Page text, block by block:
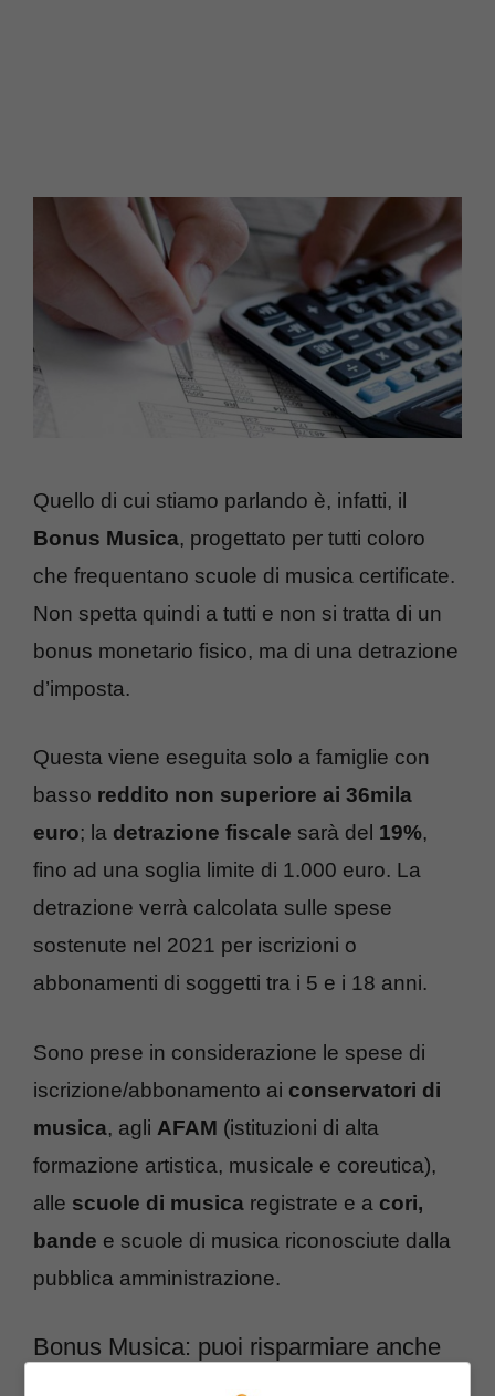
Quello di cui stiamo parlando è, infatti, il
Bonus Musica, progettato per tutti coloro
che frequentano scuole di musica certificate.
Non spetta quindi a tutti e non si tratta di un
bonus monetario fisico, ma di una detrazione
d’imposta.
Questa viene eseguita solo a famiglie con
basso reddito non superiore ai 36mila
euro; la detrazione fiscale sarà del 19%,
fino ad una soglia limite di 1.000 euro. La
detrazione verrà calcolata sulle spese
sostenute nel 2021 per iscrizioni o
abbonamenti di soggetti tra i 5 e i 18 anni.
Sono prese in considerazione le spese di
iscrizione/abbonamento ai conservatori di
musica, agli AFAM (istituzioni di alta
formazione artistica, musicale e coreutica),
alle scuole di musica registrate e a cori,
bande e scuole di musica riconosciute dalla
pubblica amministrazione.
Bonus Musica: puoi risparmiare anche